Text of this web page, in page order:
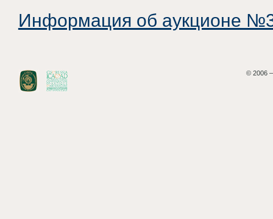
Информация об аукционе
© 2006